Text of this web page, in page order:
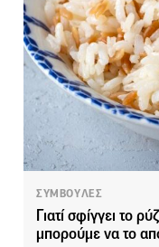
ΣΥΜΒΟΥΛΕΣ
Γιατί σφίγγει το
μπορούμε να το